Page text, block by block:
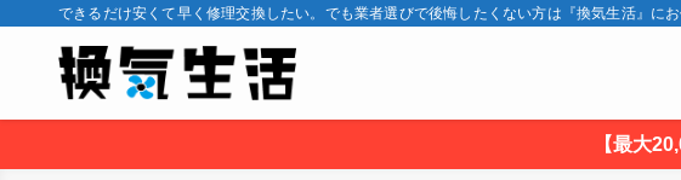
できるだけ安くて早く修理交換したい。でも業者選びで後悔したくない方は『換気生活』
【最大